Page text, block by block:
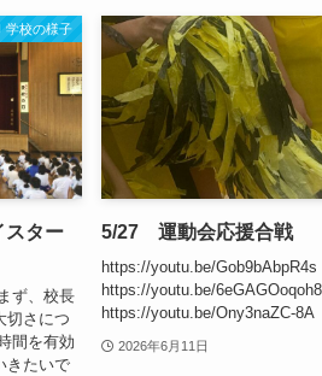
学校の様子
ター
ず、校長
切さにつ
間を有効
きたいで
5/27 運動会応援合戦
https://youtu.be/Gob9bAbpR4s
https://youtu.be/6eGAGOoqoh8
https://youtu.be/Ony3naZC-8A
2026年6月11日